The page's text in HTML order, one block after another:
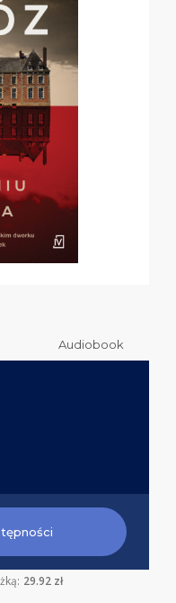
Audiobook
29.92 zł